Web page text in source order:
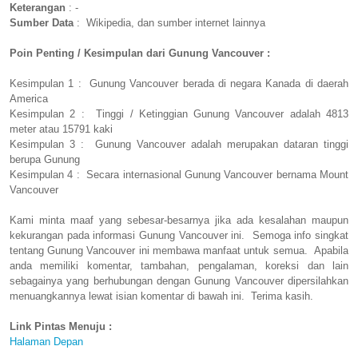
Keterangan : -
Sumber Data: Wikipedia, dan sumber internet lainnya
Poin Penting / Kesimpulan dari Gunung Vancouver :
Kesimpulan 1 : Gunung Vancouver berada di negara Kanada di daerah
America
Kesimpulan 2 : Tinggi / Ketinggian Gunung Vancouver adalah 4813
meter atau 15791 kaki
Kesimpulan 3 : Gunung Vancouver adalah merupakan dataran tinggi
berupa Gunung
Kesimpulan 4 : Secara internasional Gunung Vancouver bernama Mount
Vancouver
Kami minta maaf yang sebesar-besarnya jika ada kesalahan maupun
kekurangan pada informasi Gunung Vancouver ini. Semoga info singkat
tentang Gunung Vancouver ini membawa manfaat untuk semua. Apabila
anda memiliki komentar, tambahan, pengalaman, koreksi dan lain
sebagainya yang berhubungan dengan Gunung Vancouver dipersilahkan
menuangkannya lewat isian komentar di bawah ini. Terima kasih.
Link Pintas Menuju :
Halaman Depan